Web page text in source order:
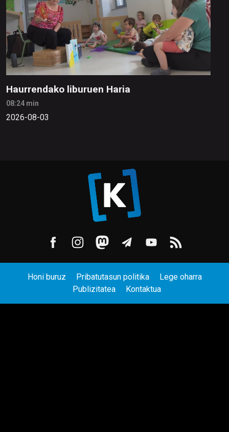
Haurrendako liburuen Haria
08:24 min
2026-08-03
Honi buruz Pribatutasun politika
Lege oharra
Publizitatea
Kontaktua